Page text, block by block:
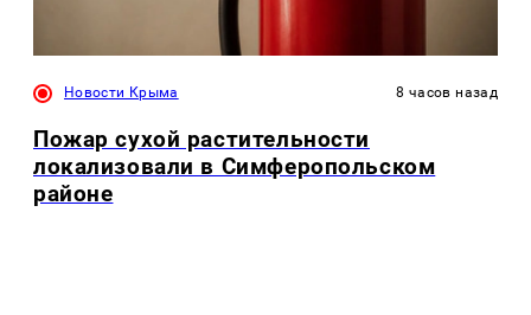
Новости Крыма 8 часов назад
Пожар сухой растительности
локализовали в Симферопольском
районе